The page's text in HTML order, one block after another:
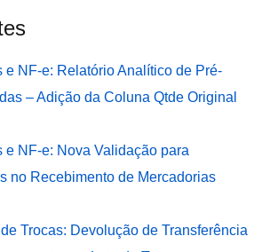
e NF-e: Relatório Analítico de Pré-
– Adição da Coluna Qtde Original
e NF-e: Nova Validação para
no Recebimento de Mercadorias
Trocas: Devolução de Transferência